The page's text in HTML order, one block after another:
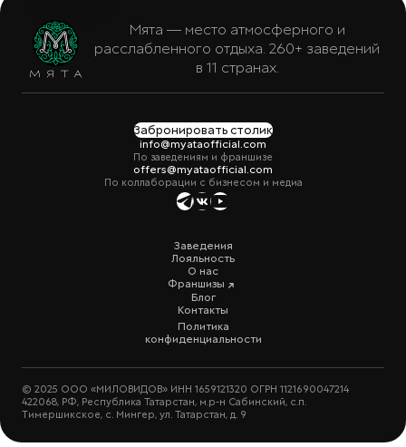
Мята — место атмосферного и
расслабленного отдыха. 260+ заведений
в 11 странах.
Забронировать столик
info@myataofficial.com
По заведениям и франшизе
offers@myataofficial.com
По коллаборации с бизнесом и медиа
Заведения
Лояльность
О нас
Франшизы
Блог
Контакты
Политика
конфиденциальности
© 2025 ООО «МИЛОВИДОВ» ИНН 1659121320 ОГРН 1121690047214
422068, РФ, Республика Татарстан, м.р-н Сабинский, с.п.
Тимершикское, с. Мингер, ул. Татарстан, д. 9